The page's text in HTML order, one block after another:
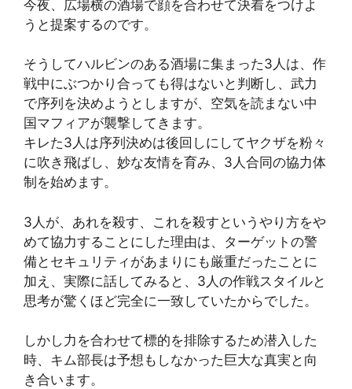
今夜、広場横の酒場で顔を合わせて決着をつけよ
うと提案するのです。
そうしてハルビンのある酒場に集まった3人は、作
戦中にぶつかり合っても得はないと判断し、武力
で序列を決めようとしますが、空気を読まない中
国マフィアが襲撃してきます。
キレた3人は序列決めは後回しにしてヤクザを粉々
に吹き飛ばし、妙な友情を育み、3人合同の協力体
制を始めます。
3人が、あれを殺す、これを殺すというやり方をや
めて協力することにした理由は、ターゲットの警
備とセキュリティがあまりにも厳重だったことに
加え、実際に話してみると、3人の作戦スタイルと
思考が驚くほど完全に一致していたからでした。
しかし力を合わせて標的を排除するため潜入した
時、キム部長は予想もしなかった巨大な真実と向
き合います。